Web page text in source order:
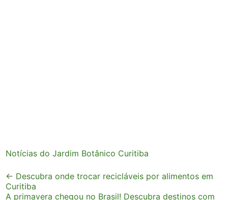
Notícias do Jardim Botânico Curitiba
Post
navigation
← Descubra onde trocar recicláveis por alimentos em
Curitiba
A primavera chegou no Brasil! Descubra destinos com